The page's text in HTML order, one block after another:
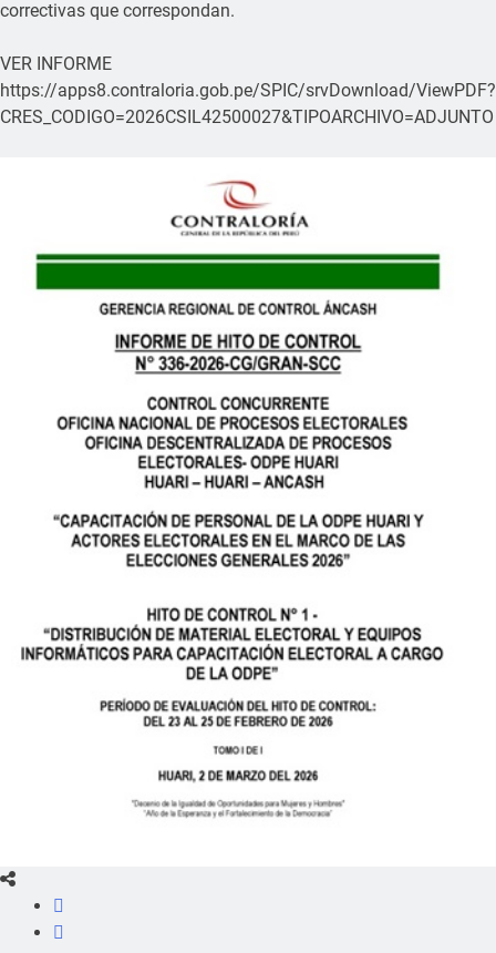
correctivas que correspondan.
VER INFORME
https://apps8.contraloria.gob.pe/SPIC/srvDownload/ViewPDF?
CRES_CODIGO=2026CSIL42500027&TIPOARCHIVO=ADJUNTO